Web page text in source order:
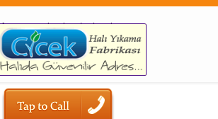
üsküdar halı yıkama